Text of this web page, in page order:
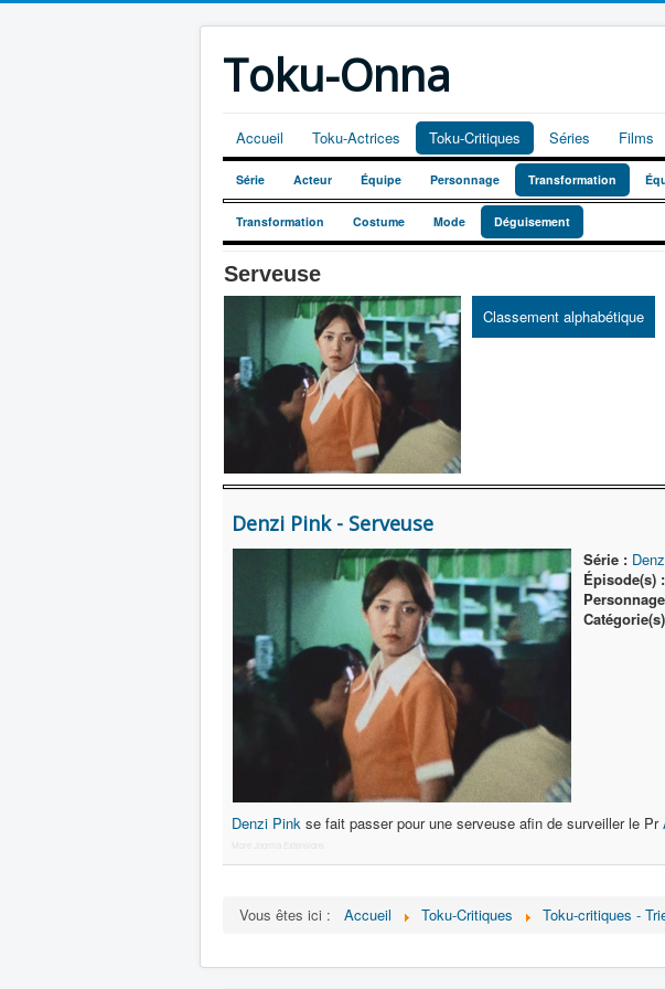
Toku-Onna
Accueil Toku-Actrices Toku-Critiques Séries Films
Série Acteur Équipe Personnage Transformation
Transformation Costume Mode Déguisement
Serveuse
Classement alphabétique
Denzi Pink - Serveuse
Série :
Épisode(s) :
Denzi Pink se fait passer pour une serveuse afin de surveiller le Pr
More Joomla Extensions
Vous êtes ici : Accueil Toku-Critiques Toku-critiques -